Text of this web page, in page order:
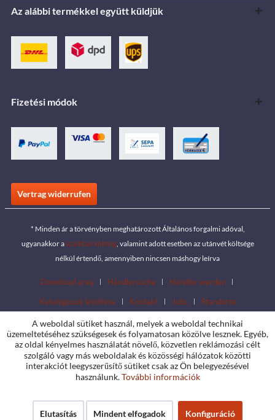
Az alábbi termékkel együtt küldjük
Fizetési módok
Vertrag widerrufen
* Minden ár a törvényben meghatározott Általános forgalmi adóval,
ugyanakkor aszállítási költség, valamint adott esetben az utánvét költsége
nélkül értendő, amennyiben nincsen máshogy leírva
Download area Händlersuche
Händler werden
Katalógusok letöltése
Kontakt Jobs Standorte
A weboldal sütiket használ, melyek a weboldal technikai
üzemeltetéséhez szükségesek és folyamatosan közölve lesznek. Egyéb,
az oldal kényelmes használatát növelő, közvetlen reklámozási célt
szolgáló vagy más weboldalak és közösségi hálózatok közötti
interakciót leegyszerűsítő sütiket csak az Ön belegyezésével
használunk.További információk
Elutasítás Mindent elfogadok Konfiguráció